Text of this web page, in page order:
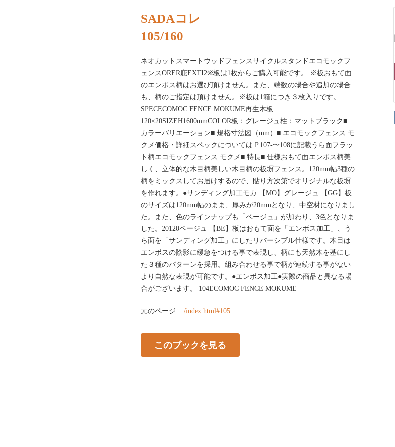
SADAコレ
105/160
ネオカットスマートウッドフェンスサイクルスタンドエコモックフ
ェンスORER庇EXTI2※板は1枚からご購入可能です。 ※板おもて面
のエンボス柄はお選び頂けません。また、端数の場合や追加の場合
も、柄のご指定は頂けません。※板は1箱につき３枚入りです。
SPECECOMOC FENCE MOKUME再生木板
120×20SIZEH1600mmCOLOR板：グレージュ柱：マットブラック■
カラーバリエーション■ 規格寸法図（mm）■ エコモックフェンス モ
クメ価格・詳細スペックについては P.107-〜108に記載うら面フラッ
ト柄エコモックフェンス モクメ■ 特長■ 仕様おもて面エンボス柄美
しく、立体的な木目柄美しい木目柄の板塀フェンス。120mm幅3種の
柄をミックスしてお届けするので、貼り方次第でオリジナルな板塀
を作れます。●サンディング加工モカ 【MO】グレージュ 【GG】板
のサイズは120mm幅のまま、厚みが20mmとなり、中空材になりまし
た。また、色のラインナップも「ベージュ」が加わり、3色となりま
した。20120ベージュ 【BE】板はおもて面を「エンボス加工」、う
ら面を「サンディング加工」にしたリバーシブル仕様です。木目は
エンボスの陰影に緩急をつける事で表現し、柄にも天然木を基にし
た３種のパターンを採用。組み合わせる事で柄が連続する事がない
より自然な表現が可能です。●エンボス加工●実際の商品と異なる場
合がございます。 104ECOMOC FENCE MOKUME
元のページ ../index.html#105
このブックを見る